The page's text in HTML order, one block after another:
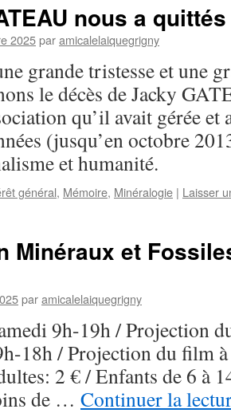
nous a quittés
2025paramicalelaiquegrigny
grande tristesse et une
le décès de Jacky
qu’il avait gérée et
(jusqu’en octobre
et humanité.
général, Mémoire, Minéralogie | Laisser
Minéraux et
paramicalelaiquegrigny
9h-19h / Projection
18h / Projection du film
2 € / Enfants de 6 à
de … Continuer la